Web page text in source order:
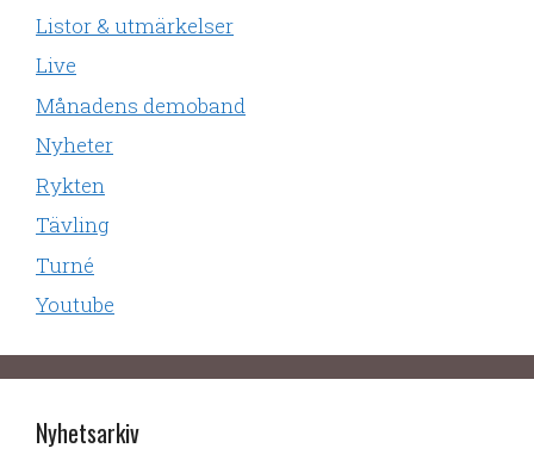
Listor & utmärkelser
Live
Månadens demoband
Nyheter
Rykten
Tävling
Turné
Youtube
Nyhetsarkiv